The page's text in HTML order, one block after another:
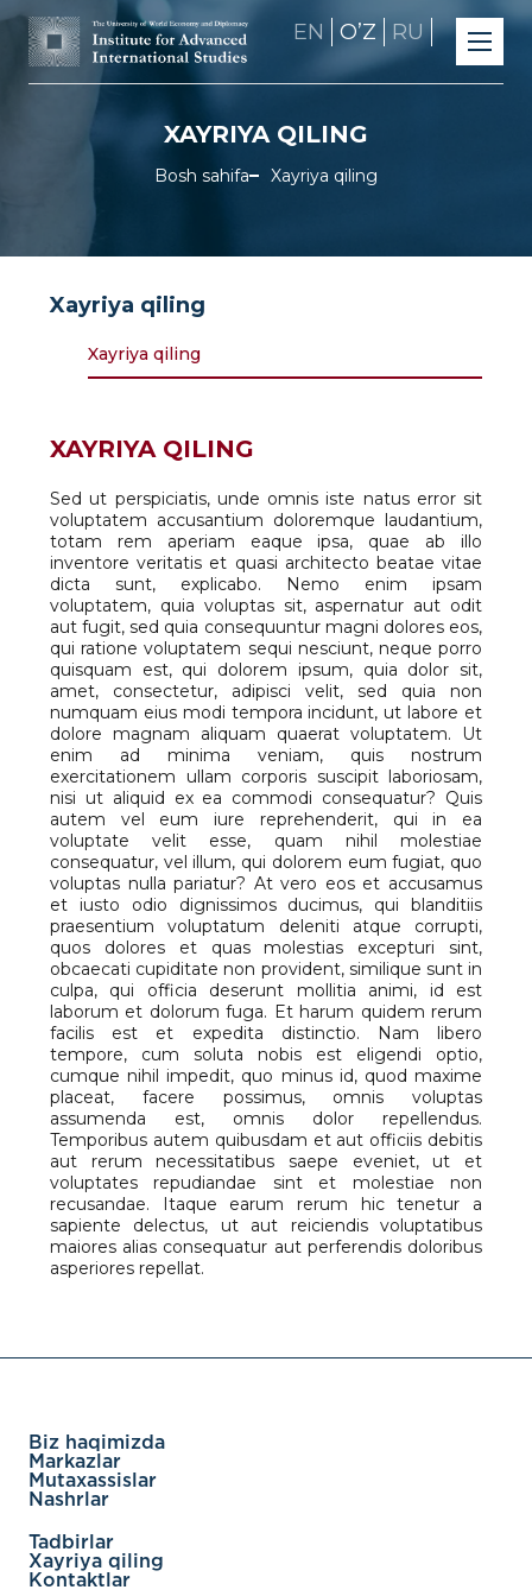
EN OʼZ RU
XAYRIYA QILING
Bosh sahifa Xayriya qiling
Xayriya qiling
Xayriya qiling
XAYRIYA QILING
Sed ut perspiciatis, unde omnis iste natus error sit
voluptatem accusantium doloremque laudantium,
totam rem aperiam eaque ipsa, quae ab illo
inventore veritatis et quasi architecto beatae vitae
dicta sunt, explicabo. Nemo enim ipsam
voluptatem, quia voluptas sit, aspernatur aut odit
aut fugit, sed quia consequuntur magni dolores eos,
qui ratione voluptatem sequi nesciunt, neque porro
quisquam est, qui dolorem ipsum, quia dolor sit,
amet, consectetur, adipisci velit, sed quia non
numquam eius modi tempora incidunt, ut labore et
dolore magnam aliquam quaerat voluptatem. Ut
enim ad minima veniam, quis nostrum
exercitationem ullam corporis suscipit laboriosam,
nisi ut aliquid ex ea commodi consequatur? Quis
autem vel eum iure reprehenderit, qui in ea
voluptate velit esse, quam nihil molestiae
consequatur, vel illum, qui dolorem eum fugiat, quo
voluptas nulla pariatur? At vero eos et accusamus
et iusto odio dignissimos ducimus, qui blanditiis
praesentium voluptatum deleniti atque corrupti,
quos dolores et quas molestias excepturi sint,
obcaecati cupiditate non provident, similique sunt in
culpa, qui officia deserunt mollitia animi, id est
laborum et dolorum fuga. Et harum quidem rerum
facilis est et expedita distinctio. Nam libero
tempore, cum soluta nobis est eligendi optio,
cumque nihil impedit, quo minus id, quod maxime
placeat, facere possimus, omnis voluptas
assumenda est, omnis dolor repellendus.
Temporibus autem quibusdam et aut officiis debitis
aut rerum necessitatibus saepe eveniet, ut et
voluptates repudiandae sint et molestiae non
recusandae. Itaque earum rerum hic tenetur a
sapiente delectus, ut aut reiciendis voluptatibus
maiores alias consequatur aut perferendis doloribus
asperiores repellat.
Biz haqimizda
Markazlar
Mutaxassislar
Nashrlar
Tadbirlar
Xayriya qiling
Kontaktlar